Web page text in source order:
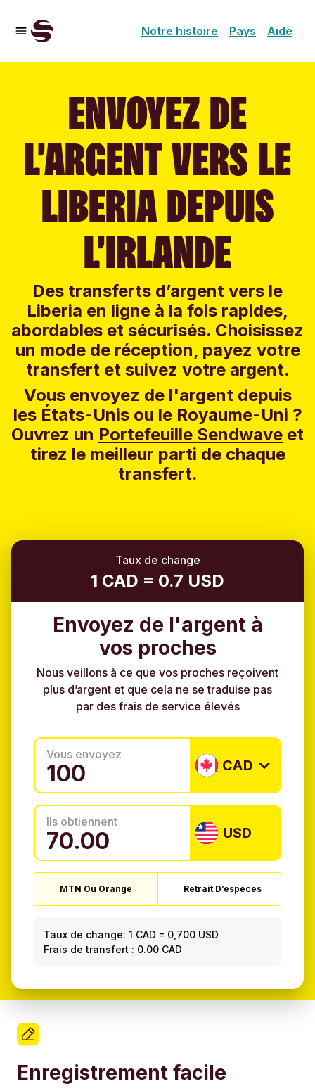
Notre histoire Pays Aide
ENVOYEZ DE
L’ARGENT VERS LE
LIBERIA DEPUIS
L’IRLANDE
Des transferts d’argent vers le
Liberia en ligne à la fois rapides,
abordables et sécurisés. Choisissez
un mode de réception, payez votre
transfert et suivez votre argent.
Vous envoyez de l'argent depuis
les États-Unis ou le Royaume-Uni ?
Ouvrez un Portefeuille Sendwave et
tirez le meilleur parti de chaque
transfert.
Taux de change
1 CAD = 0.7 USD
Envoyez de l'argent à
vos proches
Nous veillons à ce que vos proches reçoivent
plus d’argent et que cela ne se traduise pas
par des frais de service élevés
Vous envoyez
CAD
Ils obtiennent
USD
MTN Ou Orange Retrait D’espèces
Taux de change: 1 CAD = 0,700 USD
Frais de transfert : 0.00 CAD
Enregistrement facile